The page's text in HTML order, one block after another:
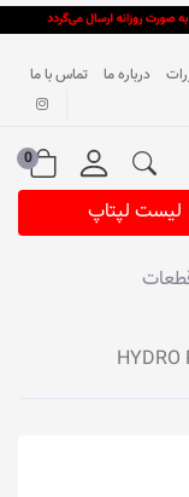
درباره ما تماس با ما
0
لیست لپتاپ